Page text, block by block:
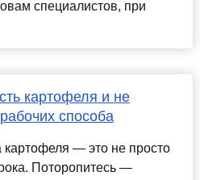
специалистов, при
картофеля и не
способа
— это не просто
Поторопитесь —